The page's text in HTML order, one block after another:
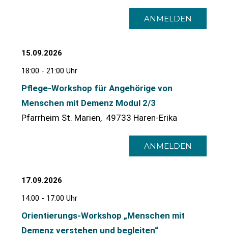
ANMELDEN
15.09.2026
18:00 - 21:00 Uhr
Pflege-Workshop für Angehörige von
Menschen mit Demenz Modul 2/3
Pfarrheim St. Marien, 49733 Haren-Erika
ANMELDEN
17.09.2026
14:00 - 17:00 Uhr
Orientierungs-Workshop „Menschen mit
Demenz verstehen und begleiten“